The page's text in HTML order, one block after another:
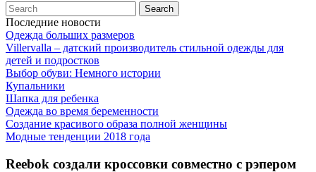
Search
for:
Последние новости
Одежда больших размеров
Villervalla – датский производитель стильной одежды для
детей и подростков
Выбор обуви: Немного истории
Купальники
Шапка для ребенка
Одежда во время беременности
Создание красивого образа полной женщины
Модные тенденции 2018 года
Reebok создали кроссовки совместно с рэпером